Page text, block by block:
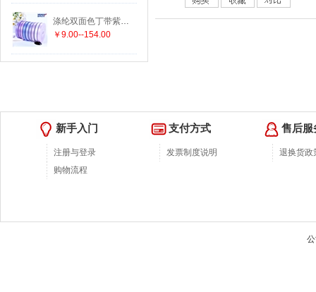
625 640 645 650 660 662
涤纶双面色丁带紫色系列15种颜色 19种尺寸
￥9.00--154.00
新手入门
注册与登录
购物流程
支付方式
发票制度说明
售后服
退换货政